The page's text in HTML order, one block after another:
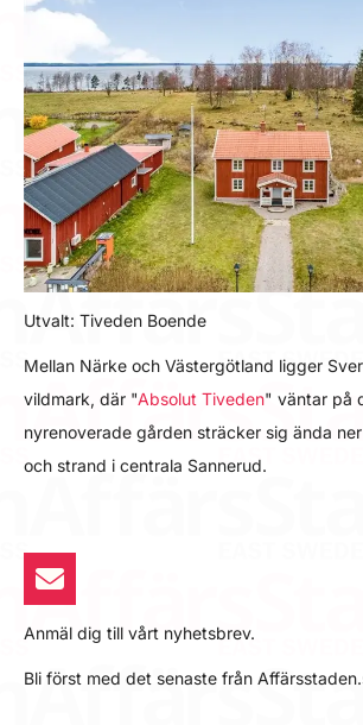
Utvalt: Tiveden Boende
Mellan Närke och Västergötland ligger
vildmark, där "Absolut Tiveden" väntar på
nyrenoverade gården sträcker sig ända
och strand i centrala Sannerud.
Anmäl dig till vårt nyhetsbrev.
Bli först med det senaste från